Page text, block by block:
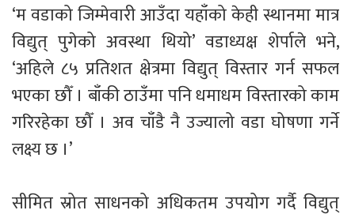
‘म वडाको जिम्मेवारी आउँदा यहाँको केही स्थानमा मात्र
विद्युत् पुगेको अवस्था थियो’ वडाध्यक्ष शेर्पाले भने,
‘अहिले ८५ प्रतिशत क्षेत्रमा विद्युत् विस्तार गर्न सफल
भएका छौँ । बाँकी ठाउँमा पनि धमाधम विस्तारको काम
गरिरहेका छौँ । अव चाँडै नै उज्यालो वडा घोषणा गर्ने
लक्ष्य छ ।’
सीमित स्रोत साधनको अधिकतम उपयोग गर्दै विद्युत्